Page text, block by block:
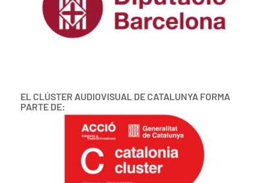
EL CLÚSTER AUDIOVISUAL DE CATALUNYA FORMA
PARTE DE: